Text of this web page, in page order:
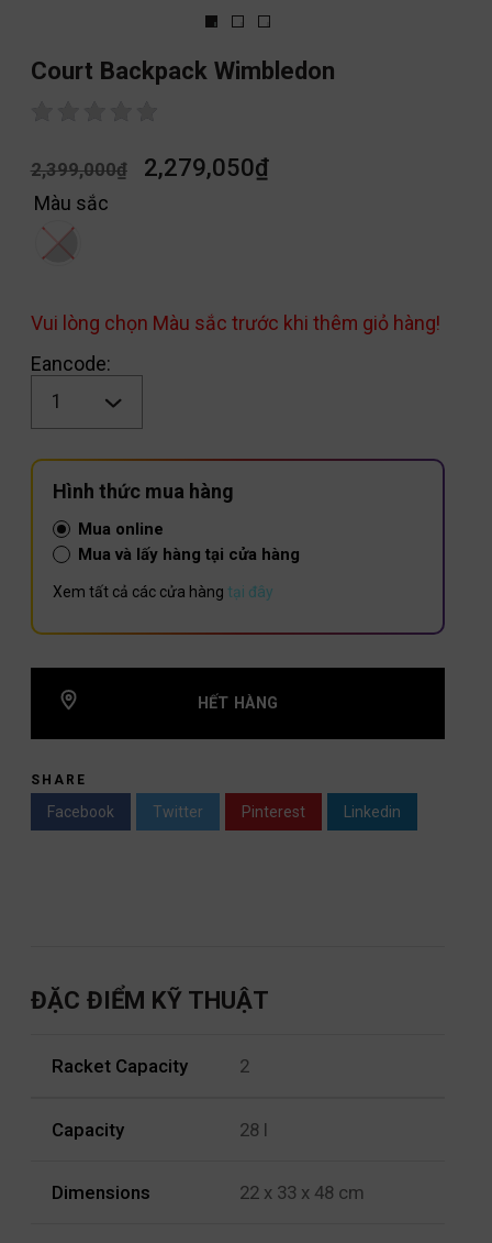
Court Backpack Wimbledon
2,399,000₫ 2,279,050₫
Màu sắc
Vui lòng chọn Màu sắc trước khi thêm giỏ hàng!
Eancode:
lượng
Hình thức mua hàng
Mua online
Mua và lấy hàng tại cửa hàng
Xem tất cả các cửa hàng tại đây
HẾT HÀNG
SHARE
Facebook Twitter Pinterest Linkedin
ĐẶC ĐIỂM KỸ THUẬT
Racket Capacity 2
Capacity 28 l
Dimensions 22 x 33 x 48 cm